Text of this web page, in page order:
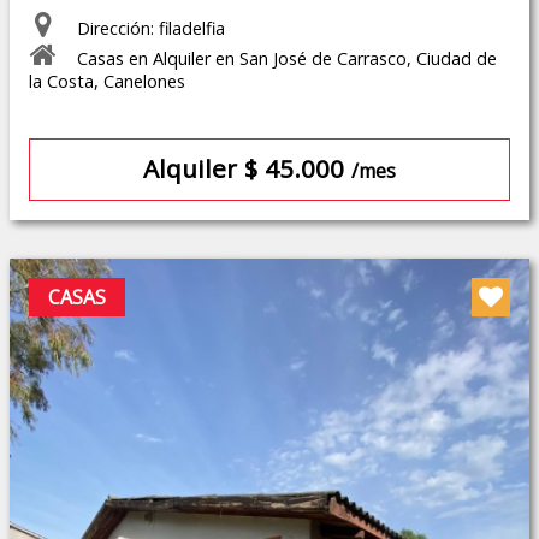
Dirección: filadelfia
Casas en Alquiler en San José de Carrasco, Ciudad de
la Costa, Canelones
Alquiler $ 45.000 /mes
CASAS